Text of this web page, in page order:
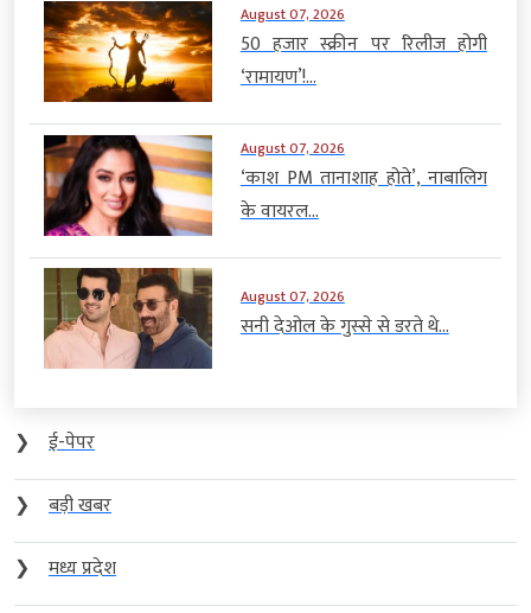
August 07, 2026
50 हजार स्क्रीन पर रिलीज होगी
‘रामायण’!...
August 07, 2026
‘काश PM तानाशाह होते’, नाबालिग
के वायरल...
August 07, 2026
सनी देओल के गुस्से से डरते थे...
❯
ई-पेपर
❯
बड़ी खबर
❯
मध्य प्रदेश